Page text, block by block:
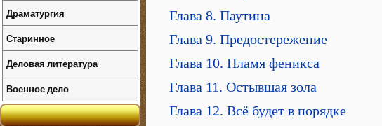
Глава 8. Паутина
Глава 9. Предостережение
Глава 10. Пламя феникса
Глава 11. Остывшая зола
Глава 12. Всё будет в порядке
Драматургия
Старинное
Деловая литература
Военное дело